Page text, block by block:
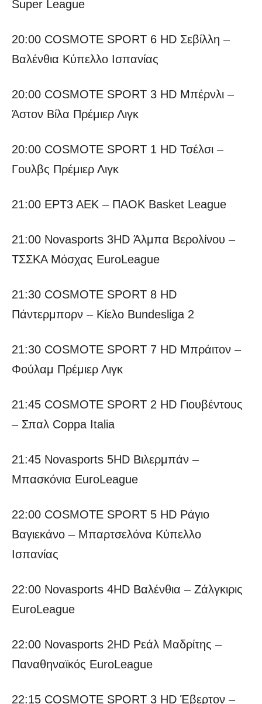
Super League
20:00 COSMOTE SPORT 6 HD Σεβίλλη –
Βαλένθια Κύπελλο Ισπανίας
20:00 COSMOTE SPORT 3 HD Μπέρνλι –
Άστον Βίλα Πρέμιερ Λιγκ
20:00 COSMOTE SPORT 1 HD Τσέλσι –
Γουλβς Πρέμιερ Λιγκ
21:00 ΕΡΤ3 ΑΕΚ – ΠΑΟΚ Basket League
21:00 Novasports 3HD Άλμπα Βερολίνου –
ΤΣΣΚΑ Μόσχας EuroLeague
21:30 COSMOTE SPORT 8 HD
Πάντερμπορν – Κίελo Bundesliga 2
21:30 COSMOTE SPORT 7 HD Μπράιτον –
Φούλαμ Πρέμιερ Λιγκ
21:45 COSMOTE SPORT 2 HD Γιουβέντους
– Σπαλ Coppa Italia
21:45 Novasports 5HD Βιλερμπάν –
Μπασκόνια EuroLeague
22:00 COSMOTE SPORT 5 HD Ράγιο
Βαγιεκάνο – Μπαρτσελόνα Κύπελλο
Ισπανίας
22:00 Novasports 4HD Βαλένθια – Ζάλγκιρις
EuroLeague
22:00 Novasports 2HD Ρεάλ Μαδρίτης –
Παναθηναϊκός EuroLeague
22:15 COSMOTE SPORT 3 HD Έβερτον –